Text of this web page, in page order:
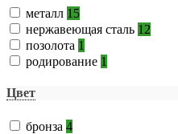
металл 15
нержавеющая сталь 12
позолота 1
родирование 1
Цвет
бронза 4